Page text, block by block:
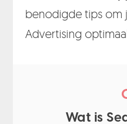
benodigde tips om
Advertising
Wat is